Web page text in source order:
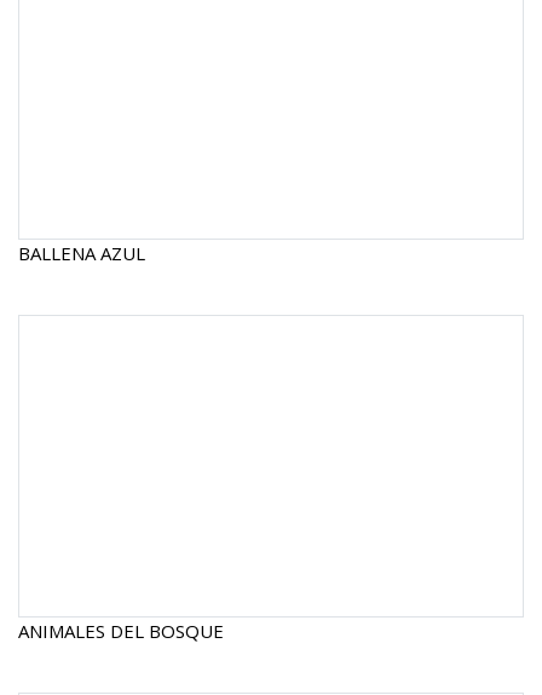
BALLENA AZUL
ANIMALES DEL BOSQUE